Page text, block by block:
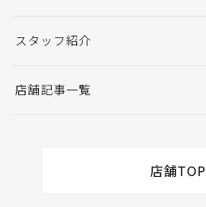
スタッフ紹介
店舗記事一覧
店舗TOP